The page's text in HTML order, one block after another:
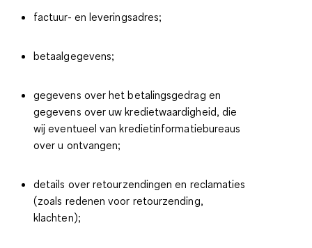
factuur- en leveringsadres;
betaalgegevens;
gegevens over het betalingsgedrag en
gegevens over uw kredietwaardigheid, die
wij eventueel van kredietinformatiebureaus
over u ontvangen;
details over retourzendingen en reclamaties
(zoals redenen voor retourzending,
klachten);